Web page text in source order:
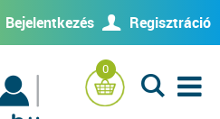
Bejelentkezés U Regisztráció
0
L